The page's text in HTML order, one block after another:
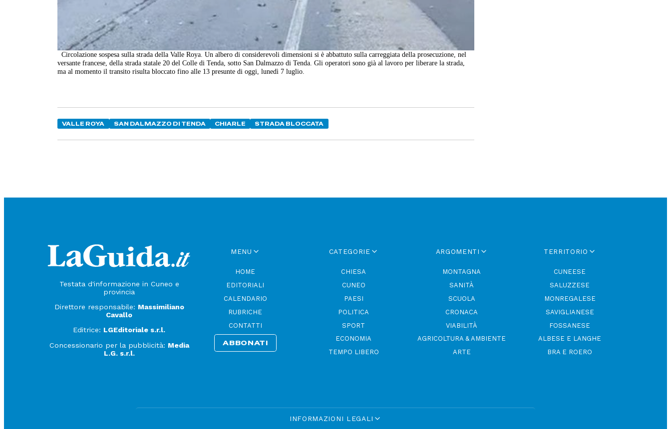
Circolazione sospesa sulla strada della Valle Roya. Un albero di considerevoli dimensioni si è abbattuto sulla carreggiata della prosecuzione, nel
versante francese, della strada statale 20 del Colle di Tenda, sotto San Dalmazzo di Tenda. Gli operatori sono già al lavoro per liberare la strada,
ma al momento il transito risulta bloccato fino alle 13 presunte di oggi, lunedì 7 luglio.
VALLE ROYA SAN DALMAZZO DI TENDA CHIARLE STRADA BLOCCATA
Testata d'informazione in Cuneo e
provincia
Direttore responsabile: Massimiliano
Cavallo
Editrice: LGEditoriale s.r.l.
Concessionario per la pubblicità: Media
L.G. s.r.l.
MENU
HOME
EDITORIALI
CALENDARIO
RUBRICHE
CONTATTI
ABBONATI
CATEGORIE
CHIESA
CUNEO
PAESI
POLITICA
SPORT
ECONOMIA
TEMPO LIBERO
ARGOMENTI
MONTAGNA
SANITÀ
SCUOLA
CRONACA
VIABILITÀ
AGRICOLTURA & AMBIENTE
ARTE
TERRITORIO
CUNEESE
SALUZZESE
MONREGALESE
SAVIGLIANESE
FOSSANESE
ALBESE E LANGHE
BRA E ROERO
INFORMAZIONI LEGALI